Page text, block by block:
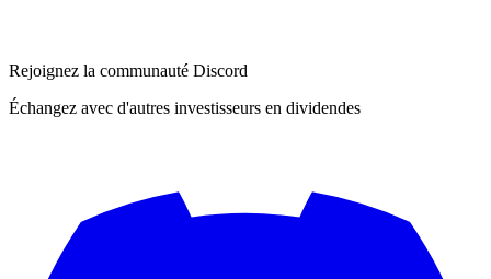
Rejoignez la communauté Discord
Échangez avec d'autres investisseurs en dividendes